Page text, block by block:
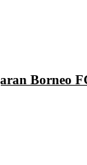
Borneo